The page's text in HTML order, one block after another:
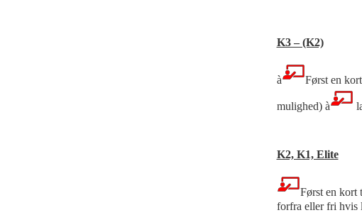
K3 – (K2)
à Først en
mulighed) à
K2, K1, Elite
Først en kort
forfra eller fri hvis